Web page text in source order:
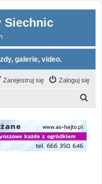
Siechnic
galerie, video.
Zaloguj się
Zarejestruj się